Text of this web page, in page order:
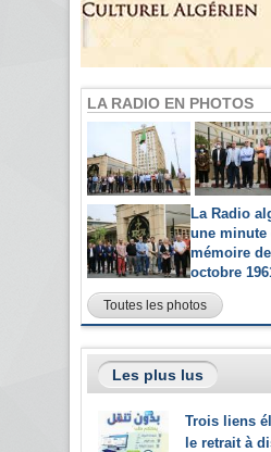
LA RADIO EN PHOTOS
La Radio
une minute
mémoire
octobre
Toutes les photos
Les plus lus
Trois liens
le retrait à